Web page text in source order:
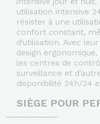
utilisation intensive
résister à une
confort constant,
d'utilisation. Avec
design
les centres de
surveillance et
disponibilité 24h/24
SIÈGE POUR